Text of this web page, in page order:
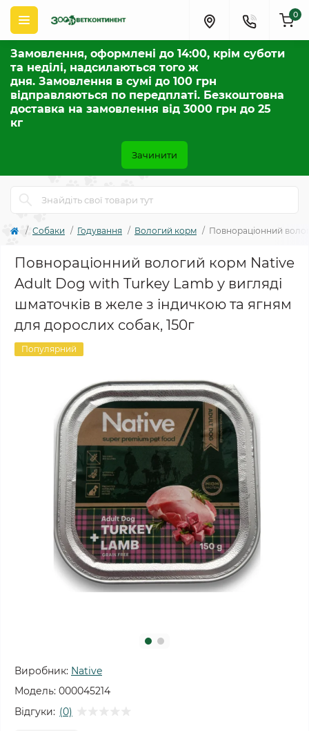
Замовлення, оформлені до 14:00, крім суботи
та неділі, надсилаються того ж
дня. Замовлення в сумі до 100 грн
відправляються по передплаті. Безкоштовна
доставка на замовлення від 3000 грн до 25
кг
Зачинити
0
Собаки Годування Вологий корм Повнораціонний
Повнораціонний вологий корм Native
Adult Dog with Turkey Lamb у вигляді
шматочків в желе з індичкою та ягням
для дорослих собак, 150г
Популярний
Виробник: Native
Модель: 000045214
Відгуки: (0)